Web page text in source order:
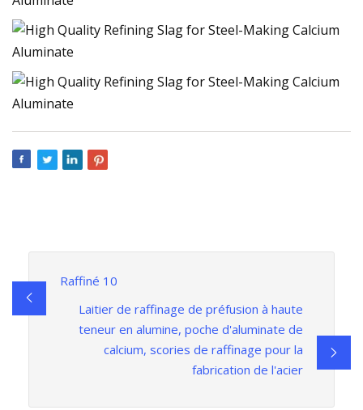
Raffiné 10
Laitier de raffinage de préfusion à haute
teneur en alumine, poche d'aluminate de
calcium, scories de raffinage pour la
fabrication de l'acier